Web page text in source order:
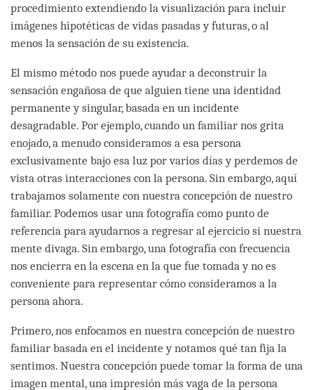
procedimiento extendiendo la visualización para incluir
imágenes hipotéticas de vidas pasadas y futuras, o al
menos la sensación de su existencia.
El mismo método nos puede ayudar a deconstruir la
sensación engañosa de que alguien tiene una identidad
permanente y singular, basada en un incidente
desagradable. Por ejemplo, cuando un familiar nos grita
enojado, a menudo consideramos a esa persona
exclusivamente bajo esa luz por varios días y perdemos de
vista otras interacciones con la persona. Sin embargo, aquí
trabajamos solamente con nuestra concepción de nuestro
familiar. Podemos usar una fotografía como punto de
referencia para ayudarnos a regresar al ejercicio si nuestra
mente divaga. Sin embargo, una fotografía con frecuencia
nos encierra en la escena en la que fue tomada y no es
conveniente para representar cómo consideramos a la
persona ahora.
Primero, nos enfocamos en nuestra concepción de nuestro
familiar basada en el incidente y notamos qué tan fija la
sentimos. Nuestra concepción puede tomar la forma de una
imagen mental, una impresión más vaga de la persona